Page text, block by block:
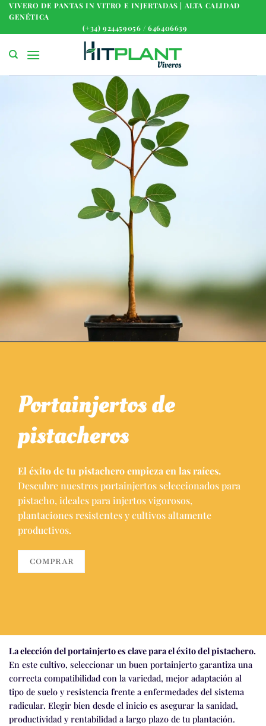
Saltar
contenido
VIVERO DE PANTAS IN VITRO E INJERTADAS | ALTA CALIDAD
GENÉTICA
(+34) 924459056 / 646406639
Portainjertos de
pistacheros
El éxito de tu pistachero empieza en las raíces.
Descubre nuestros portainjertos seleccionados para
pistacho, ideales para injertos vigorosos,
plantaciones resistentes y cultivos altamente
productivos.
COMPRAR
La elección del portainjerto es clave para el éxito del pistachero.
En este cultivo, seleccionar un buen portainjerto garantiza una
correcta compatibilidad con la variedad, mejor adaptación al
tipo de suelo y resistencia frente a enfermedades del sistema
radicular. Elegir bien desde el inicio es asegurar la sanidad,
productividad y rentabilidad a largo plazo de tu plantación.